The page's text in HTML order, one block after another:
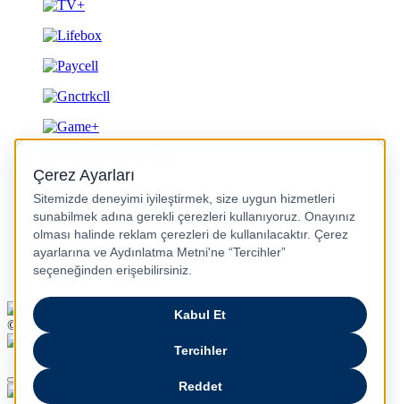
Gizlilik ve Güvenlik
© 2026 Turkcell